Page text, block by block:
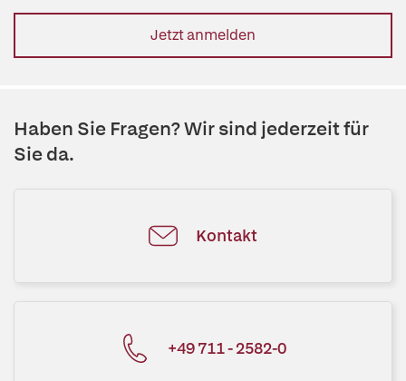
Jetzt anmelden
Haben Sie Fragen? Wir sind jederzeit für
Sie da.
Kontakt
+49 711 - 2582-0